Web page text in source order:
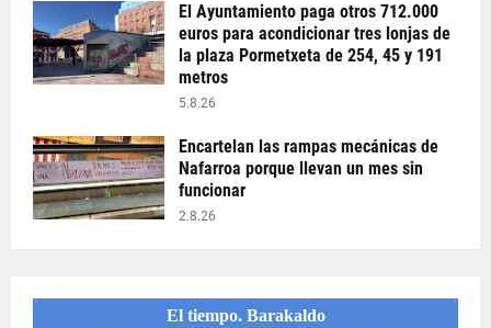
El Ayuntamiento paga otros 712.000
euros para acondicionar tres lonjas de
la plaza Pormetxeta de 254, 45 y 191
metros
5.8.26
Encartelan las rampas mecánicas de
Nafarroa porque llevan un mes sin
funcionar
2.8.26